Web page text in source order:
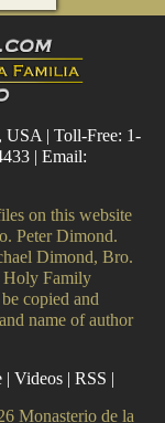
USA | Toll-Free: 1-
| Email:
on this website
Peter Dimond.
Dimond, Bro.
Holy Family
copied and
name of author
| Videos| RSS |
Monasterio de la